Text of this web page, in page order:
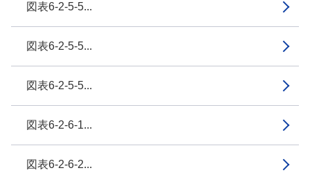
図表6-2-5-5...
図表6-2-5-5...
図表6-2-5-5...
図表6-2-6-1...
図表6-2-6-2...